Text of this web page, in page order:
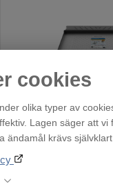
cookies
olika typer av
Lagen säger att
ändamål krävs
Droppskydd
En i
219